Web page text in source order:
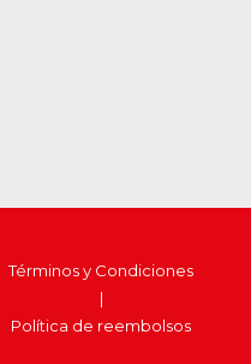
Términos y Condiciones
|
Política de reembolsos